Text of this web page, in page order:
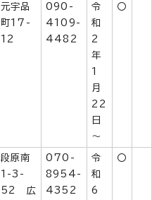
元宇品
町17-
12
090-
4109-
4482
令
和
2
年
1
月
22
日
～
〇
段原南
1-3-
52 広
070-
8954-
4352
令
和
6
〇